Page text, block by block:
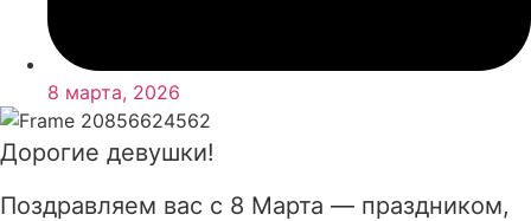
8 марта, 2026
Дорогие девушки!
Поздравляем вас с 8 Марта — праздником,